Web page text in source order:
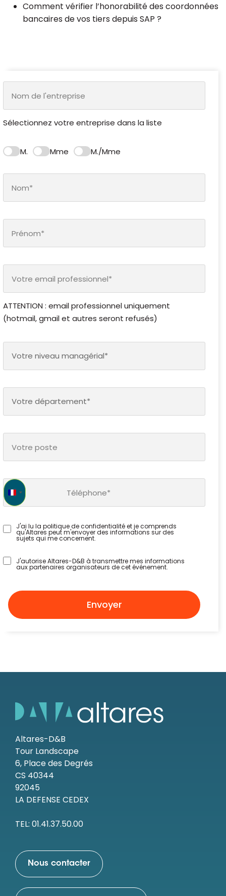
Comment vérifier l’honorabilité des coordonnées
bancaires de vos tiers depuis SAP ?
Sélectionnez votre entreprise dans la liste
M. Mme M./Mme
ATTENTION : email professionnel uniquement
(hotmail, gmail et autres seront refusés)
Votre niveau managérial*
Votre département*
France +33
J'ai lu la politique de confidentialité et je comprends
qu'Altares peut m'envoyer des informations sur des
sujets qui me concernent.
J'autorise Altares-D&B à transmettre mes informations
aux partenaires organisateurs de cet événement.
Envoyer
Altares-D&B
Tour Landscape
6, Place des Degrés
CS 40344
92045
LA DEFENSE CEDEX
TEL: 01.41.37.50.00
Nous contacter